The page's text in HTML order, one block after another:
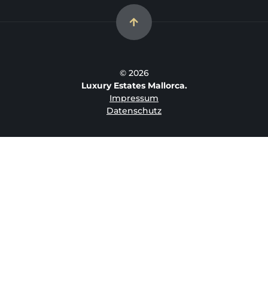
© 2026
Luxury Estates Mallorca.
Impressum
Datenschutz